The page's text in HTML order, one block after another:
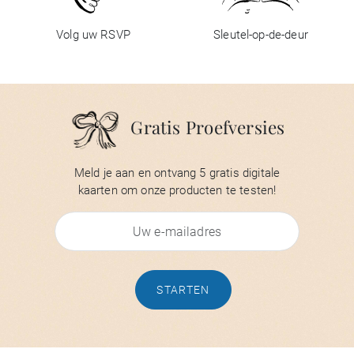
Volg uw RSVP Sleutel-op-de-deur
Gratis Proefversies
Meld je aan en ontvang 5 gratis digitale
kaarten om onze producten te testen!
STARTEN